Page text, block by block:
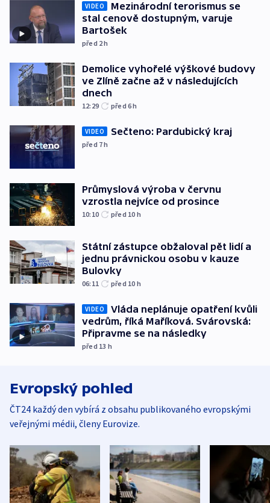
VIDEO
Mezinárodní terorismus se
stal cenově dostupným, varuje
Bartošek
před 2h
Demolice vyhořelé výškové budovy
ve Zlíně začne až v následujících
dnech
12:29 před 6h
VIDEO Sečteno: Pardubický kraj
před 7h
Průmyslová výroba v červnu
vzrostla nejvíce od prosince
10:10 před 10 h
Státní zástupce obžaloval pět lidí a
jednu právnickou osobu v kauze
Bulovky
06:11 před 10 h
VIDEO
Vláda neplánuje opatření kvůli
vedrům, říká Maříková. Svárovská:
Připravme se na následky
před 13 h
Evropský pohled
ČT24 každý den vybírá z obsahu publikovaného evropskými
veřejnými médii, členy Eurovize.